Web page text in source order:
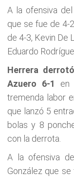
A la ofensiva
que se fue de 4-
de 4-3, Kevin De
Eduardo
Herrera
Azuero 6-1
en
tremenda labor
que lanzó 5
bolas y 8
con la derrota.
A la ofensiva
González que